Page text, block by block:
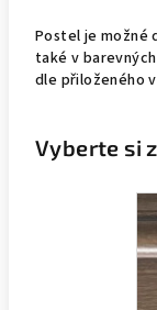
Postel je možné
také v
dle přiloženého
Vyberte si